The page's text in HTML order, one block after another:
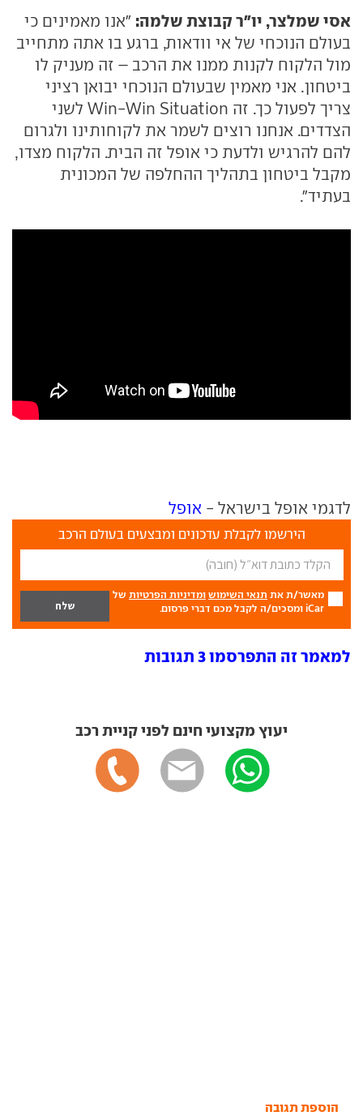
אסי שמלצר, יו"ר קבוצת שלמה: "אנו מאמינים כי
בעולם הנוכחי של אי וודאות, ברגע בו אתה מתחייב
מול הלקוח לקנות ממנו את הרכב – זה מעניק לו
ביטחון. אני מאמין שבעולם הנוכחי יבואן רציני
צריך לפעול כך. זה Win-Win Situation לשני
הצדדים. אנחנו רוצים לשמר את לקוחותינו ולגרום
להם להרגיש ולדעת כי אופל זה הבית. הלקוח מצדו,
מקבל ביטחון בתהליך ההחלפה של המכונית
בעתיד".
לדגמי אופל בישראל - אופל
הירשמו לקבלת עדכונים ומבצעים בעולם הרכב
מאשר/ת את תנאי השימוש ומדיניות הפרטיות של
iCar ומסכים/ה לקבל מכם דברי פרסום.
למאמר זה התפרסמו 3 תגובות
יעוץ מקצועי חינם לפני קניית רכב
הוספת תגובה